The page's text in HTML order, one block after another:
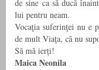
de sine ca să ducă
lui pentru neam.
Vocaţia suferinţei nu e
de mult Viaţa, că nu
Să mă ierți!
Maica Neonila